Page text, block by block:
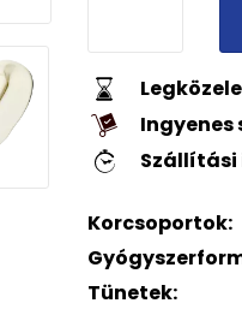
Szállítási
Korcsoportok:
Tünetek: